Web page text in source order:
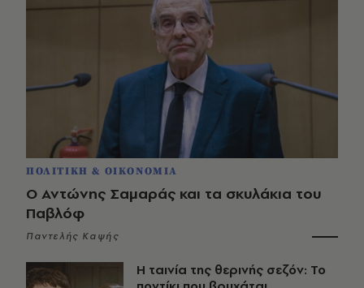
ΠΟΛΙΤΙΚΗ & ΟΙΚΟΝΟΜΙΑ
Ο Αντώνης Σαμαράς και τα σκυλάκια του
Παβλόφ
Παντελής Καψής
Η ταινία της θερινής σεζόν: Το